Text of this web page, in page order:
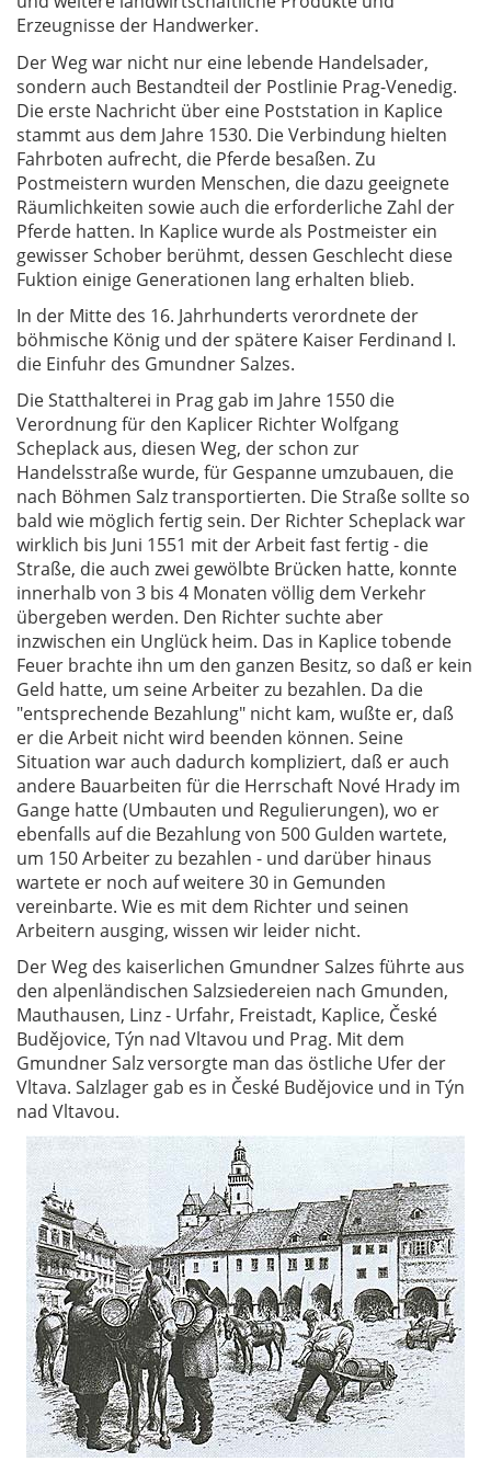
Erzeugnisse der Handwerker.
Der Weg war nicht nur eine lebende Handelsader,
sondern auch Bestandteil der Postlinie Prag-Venedig.
Die erste Nachricht über eine Poststation in Kaplice
stammt aus dem Jahre 1530. Die Verbindung hielten
Fahrboten aufrecht, die Pferde besaßen. Zu
Postmeistern wurden Menschen, die dazu geeignete
Räumlichkeiten sowie auch die erforderliche Zahl der
Pferde hatten. In Kaplice wurde als Postmeister ein
gewisser Schober berühmt, dessen Geschlecht diese
Fuktion einige Generationen lang erhalten blieb.
In der Mitte des 16. Jahrhunderts verordnete der
böhmische König und der spätere Kaiser Ferdinand I.
die Einfuhr des Gmundner Salzes.
Die Statthalterei in Prag gab im Jahre 1550 die
Verordnung für den Kaplicer Richter Wolfgang
Scheplack aus, diesen Weg, der schon zur
Handelsstraße wurde, für Gespanne umzubauen, die
nach Böhmen Salz transportierten. Die Straße sollte so
bald wie möglich fertig sein. Der Richter Scheplack war
wirklich bis Juni 1551 mit der Arbeit fast fertig - die
Straße, die auch zwei gewölbte Brücken hatte, konnte
innerhalb von 3 bis 4 Monaten völlig dem Verkehr
übergeben werden. Den Richter suchte aber
inzwischen ein Unglück heim. Das in Kaplice tobende
Feuer brachte ihn um den ganzen Besitz, so daß er kein
Geld hatte, um seine Arbeiter zu bezahlen. Da die
"entsprechende Bezahlung" nicht kam, wußte er, daß
er die Arbeit nicht wird beenden können. Seine
Situation war auch dadurch kompliziert, daß er auch
andere Bauarbeiten für die Herrschaft Nové Hrady im
Gange hatte (Umbauten und Regulierungen), wo er
ebenfalls auf die Bezahlung von 500 Gulden wartete,
um 150 Arbeiter zu bezahlen - und darüber hinaus
wartete er noch auf weitere 30 in Gemunden
vereinbarte. Wie es mit dem Richter und seinen
Arbeitern ausging, wissen wir leider nicht.
Der Weg des kaiserlichen Gmundner Salzes führte aus
den alpenländischen Salzsiedereien nach Gmunden,
Mauthausen, Linz - Urfahr, Freistadt, Kaplice, České
Budějovice, Týn nad Vltavou und Prag. Mit dem
Gmundner Salz versorgte man das östliche Ufer der
Vltava. Salzlager gab es in České Budějovice und in Týn
nad Vltavou.